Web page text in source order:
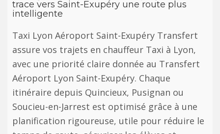
trace vers Saint-Exupéry une route plus
intelligente
Taxi Lyon Aéroport Saint-Exupéry Transfert
assure vos trajets en chauffeur Taxi à Lyon,
avec une priorité claire donnée au Transfert
Aéroport Lyon Saint-Exupéry. Chaque
itinéraire depuis Quincieux, Pusignan ou
Soucieu-en-Jarrest est optimisé grâce à une
planification rigoureuse, utile pour réduire le